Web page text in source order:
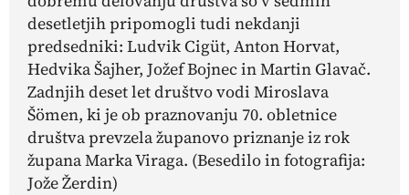
desetletjih pripomogli tudi nekdanji
predsedniki: Ludvik Cigüt, Anton Horvat,
Hedvika Šajher, Jožef Bojnec in Martin Glavač.
Zadnjih deset let društvo vodi Miroslava
Šömen, ki je ob praznovanju 70. obletnice
društva prevzela županovo priznanje iz rok
župana Marka Viraga. (Besedilo in fotografija:
Jože Žerdin)